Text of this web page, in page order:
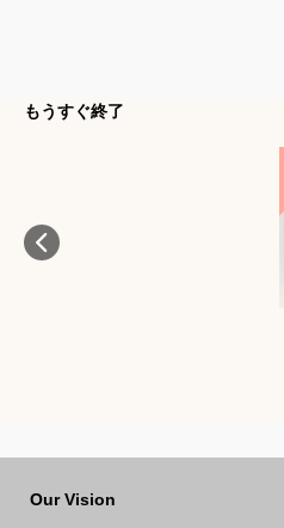
もうすぐ終了
Our Vision